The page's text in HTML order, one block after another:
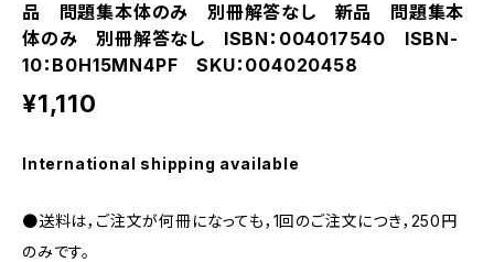
品 問題集本体のみ 別冊解答なし 新品 問題集本
体のみ 別冊解答なし ISBN：004017540 ISBN-
10：B0H15MN4PF SKU：004020458
¥1,110
International shipping available
●送料は，ご注文が何冊になっても，1回のご注文につき，250円
のみです。